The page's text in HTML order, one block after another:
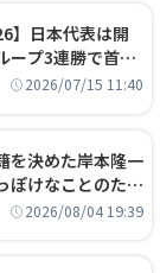
】日本代表は開
ープ3連勝で首位
トに決定
2026/07/15 11:40
を決めた岸本隆一
ぽけなことのため
2026/08/04 19:39